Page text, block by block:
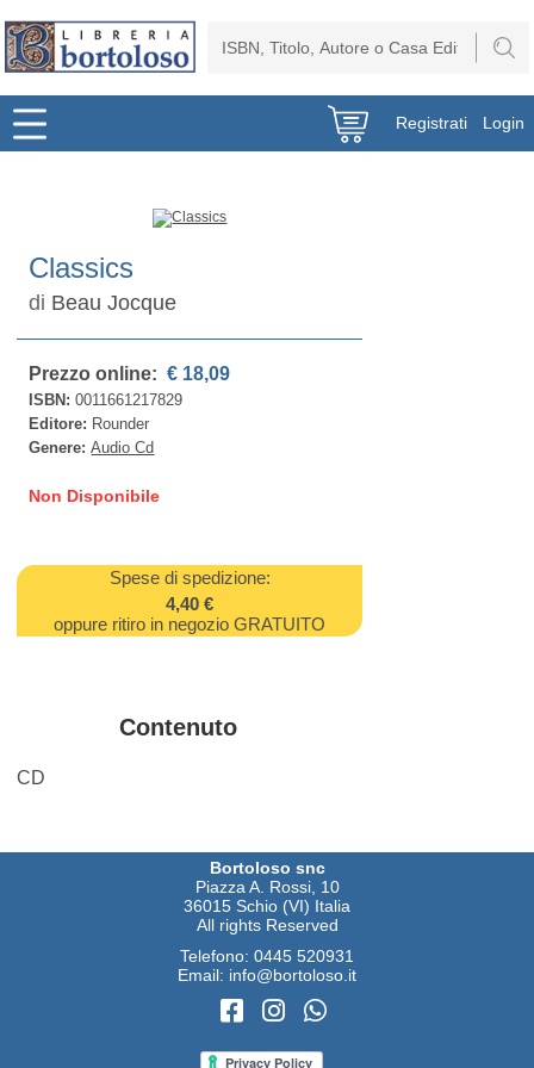
Registrati Login
Classics
di Beau Jocque
Prezzo online: € 18,09
ISBN:0011661217829
Editore: Rounder
Genere:Audio Cd
Non Disponibile
Spese di spedizione:
4,40 €
oppure ritiro in negozio GRATUITO
Contenuto
CD
Bortoloso snc
Piazza A. Rossi, 10
36015 Schio (VI) Italia
All rights Reserved
Telefono: 0445 520931
Email: info@bortoloso.it